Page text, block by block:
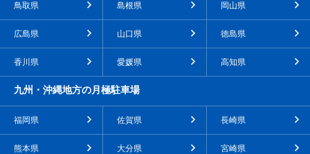
鳥取県 島根県 岡山県
広島県 山口県 徳島県
香川県 愛媛県 高知県
九州・沖縄地方の月極駐車場
福岡県 佐賀県 長崎県
熊本県 大分県 宮崎県